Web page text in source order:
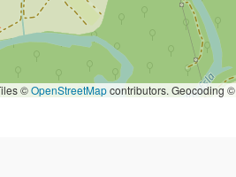
©OpenStreetMapcontributors. Geocoding